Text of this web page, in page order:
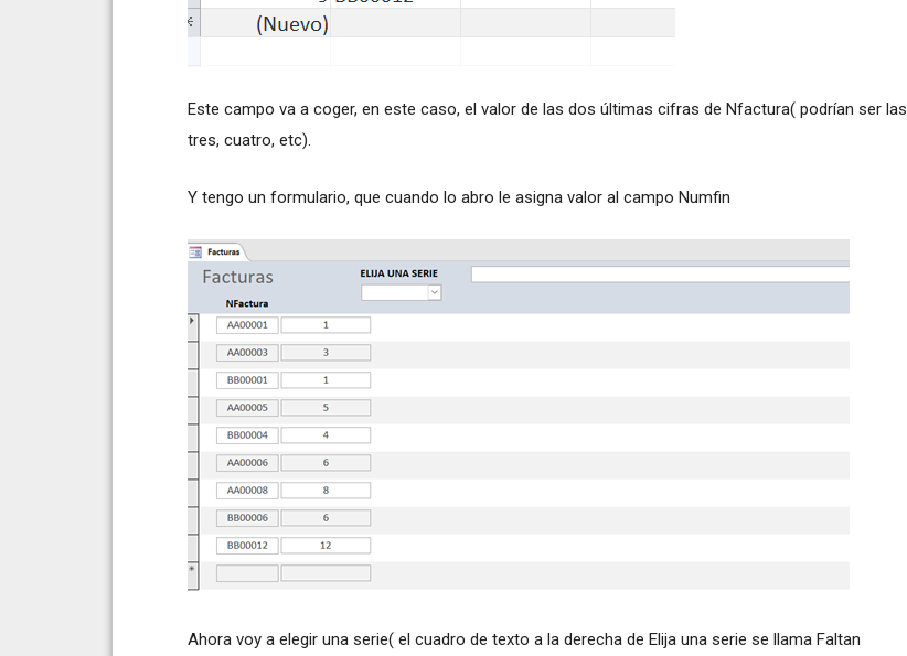
Este campo va a coger, en este caso, el valor de las dos últimas cifras de Nfactura( podrían ser las
tres, cuatro, etc).
Y tengo un formulario, que cuando lo abro le asigna valor al campo Numfin
Ahora voy a elegir una serie( el cuadro de texto a la derecha de Elija una serie se llama Faltan